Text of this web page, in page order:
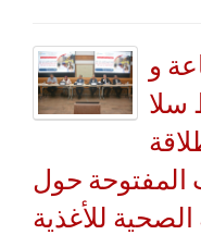
و
سلا
المفتوحة حول